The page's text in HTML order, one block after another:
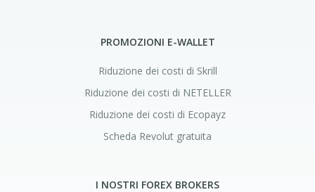
PROMOZIONI E-WALLET
Riduzione dei costi di Skrill
Riduzione dei costi di NETELLER
Riduzione dei costi di Ecopayz
Scheda Revolut gratuita
I NOSTRI FOREX BROKERS